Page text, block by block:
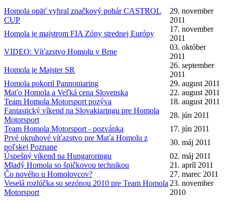
Homola opäť vyhral značkový pohár CASTROL
CUP
29. november
2011
Homola je majstrom FIA Zóny strednej Európy
17. november
2011
VIDEO: Víťazstvo Homolu v Brne
03. október
2011
Homola je Majster SR
26. september
2011
Homola pokoril Pannoniaring
29. august 2011
Maťo Homola a Veľká cena Slovenska
22. august 2011
Team Homola Motorsport pozýva
18. august 2011
Fantastický víkend na Slovakiaringu pre Homola
Motorsport
28. jún 2011
Team Homola Motorsport - pozvánka
17. jún 2011
Prvé okruhové víťazstvo pre Maťa Homolu z
poľskej Poznane
30. máj 2011
Úspešný víkend na Hungaroringu
02. máj 2011
Mladý Homola so špičkovou technikou
21. apríl 2011
Čo nového u Homolovcov?
27. marec 2011
Veselá rozlúčka so sezónou 2010 pre Team Homola
Motorsport
23. november
2010